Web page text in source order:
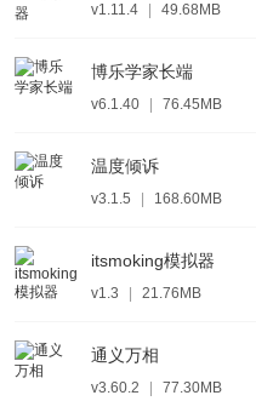
v1.11.4 49.68MB
博乐学家长端
v6.1.40 76.45MB
温度倾诉
v3.1.5 168.60MB
itsmoking模拟器
v1.3 21.76MB
通义万相
v3.60.2 77.30MB